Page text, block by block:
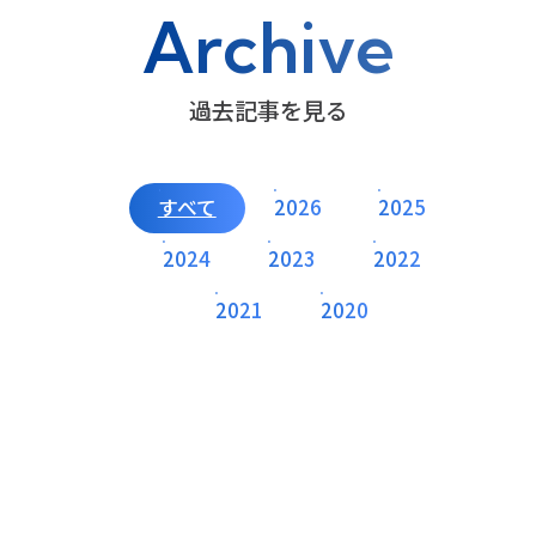
Archive
過去記事を見る
すべて 2026
2025
2024
2023
2022
2021
2020